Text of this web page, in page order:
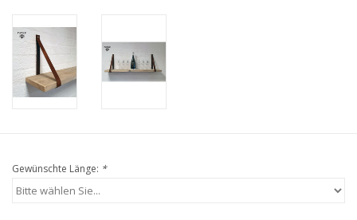
Gewünschte Länge: *